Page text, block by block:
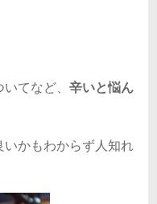
てなど、 辛いと悩ん
かもわからず人知れ